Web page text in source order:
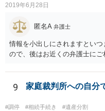
2019年6月28日
匿名A 弁護士
情報を小出しにされますとい
ので、後はお近くの弁護士にご
9 家庭裁判所への自分
#調停 #相続手続き #遺産分割